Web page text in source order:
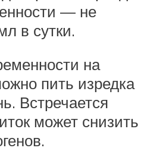
— не
в сутки.
на
пить изредка
Встречается
может снизить